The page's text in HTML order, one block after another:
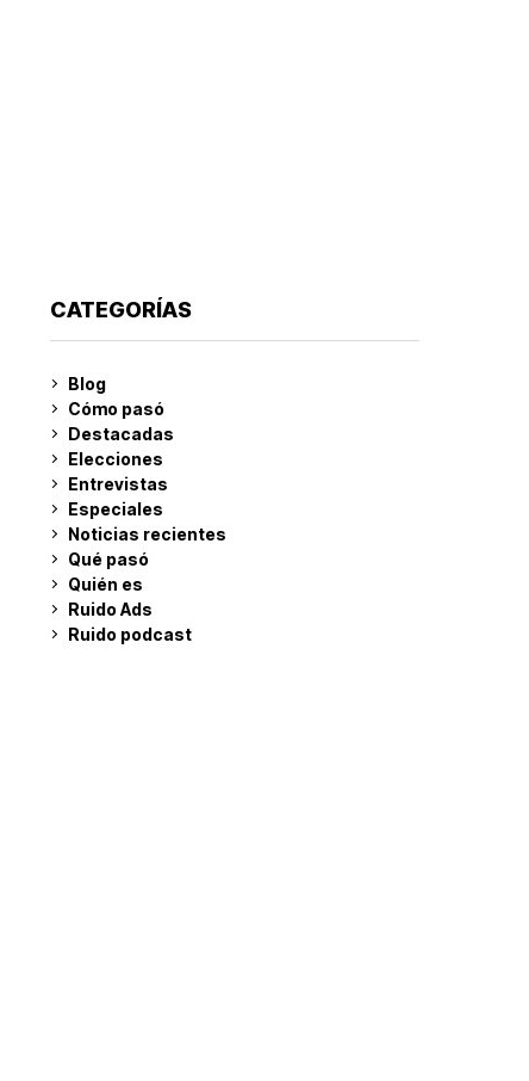
CATEGORÍAS
Blog
Cómo pasó
Destacadas
Elecciones
Entrevistas
Especiales
Noticias recientes
Qué pasó
Quién es
Ruido Ads
Ruido podcast